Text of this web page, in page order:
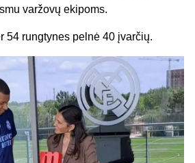
varžovų ekipoms.
54 rungtynes pelnė 40 įvarčių.